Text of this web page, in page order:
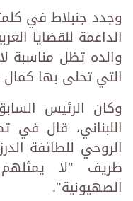
وجدد جنبلاط في
الداعمة للقضايا
والده تظل مناسبة
التي تحلى بها كمال
وكان الرئيس
اللبناني، قال في
الروحي للطائفة
طريف "لا
الصهيونية".